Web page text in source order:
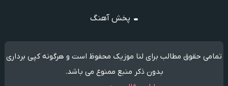
پخش آهنگ
تمامی حقوق مطالب برای لنا موزیک محفوظ است و هرگونه کپی برداری
بدون ذکر منبع ممنوع می باشد.